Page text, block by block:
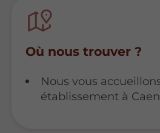
Où nous trouver ?
Nous vous
établissement à Caen